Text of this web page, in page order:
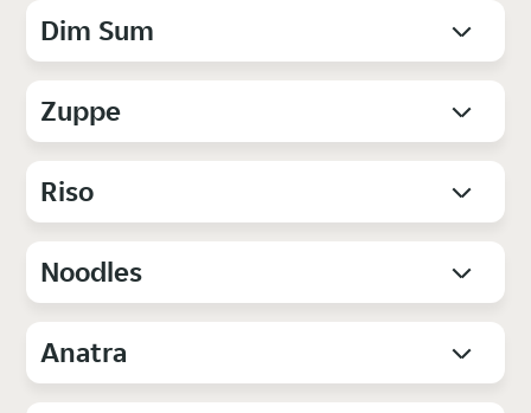
Dim Sum
Zuppe
Riso
Noodles
Anatra